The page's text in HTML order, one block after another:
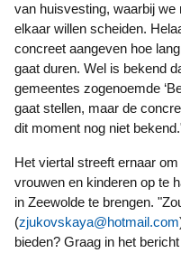
van huisvesting, waarbij
elkaar willen scheiden.
concreet aangeven hoe
gaat duren. Wel is bekend
gemeentes zogenoemde
gaat stellen, maar de
dit moment nog niet
Het viertal streeft ernaar om in de week van 28 maart tot 1 april
vrouwen en kinderen op te
in Zeewolde te brengen.
(zjukovskaya@hotmail.com
bieden? Graag in het